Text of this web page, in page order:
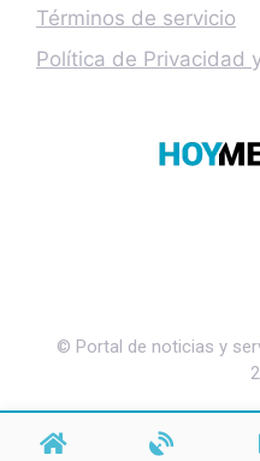
Términos de servicio
Política de Privacidad
© Portal de noticias y